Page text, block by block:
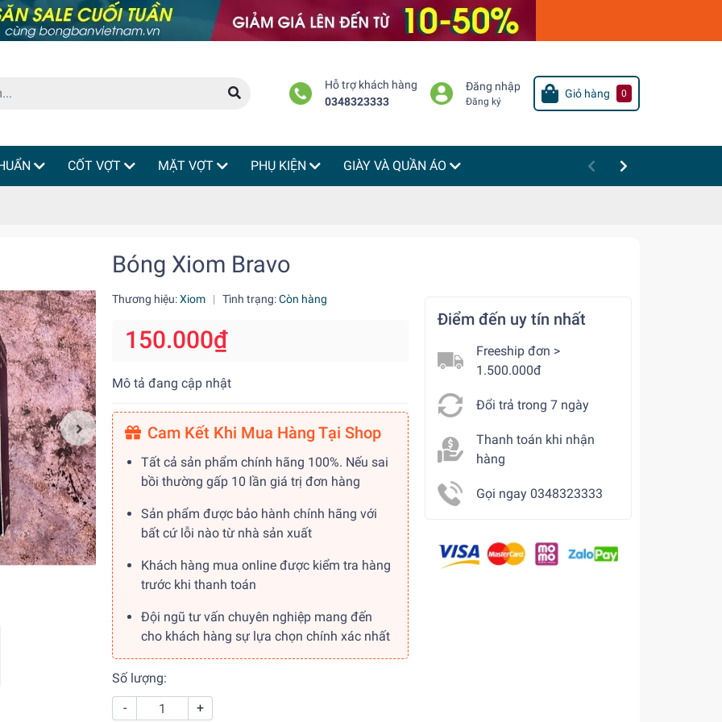
Hỗ trợ khách hàng
0348323333
Đăng nhập
Đăng ký
Giỏ hàng 0
CỐT VỢT MẶT VỢT PHỤ KIỆN GIÀY VÀ QUẦN ÁO
Bóng Xiom Bravo
Thương hiệu:Xiom | Tình trạng:Còn hàng
150.000₫
Mô tả đang cập nhật
Cam Kết Khi Mua Hàng Tại Shop
Tất cả sản phẩm chính hãng 100%. Nếu sai
bồi thường gấp 10 lần giá trị đơn hàng
Sản phẩm được bảo hành chính hãng với
bất cứ lỗi nào từ nhà sản xuất
Khách hàng mua online được kiểm tra hàng
trước khi thanh toán
Đội ngũ tư vấn chuyên nghiệp mang đến
cho khách hàng sự lựa chọn chính xác nhất
Số lượng:
-
+
Điểm đến uy tín nhất
Freeship đơn >
1.500.000đ
Đổi trả trong 7 ngày
Thanh toán khi nhận
hàng
Gọi ngay 0348323333